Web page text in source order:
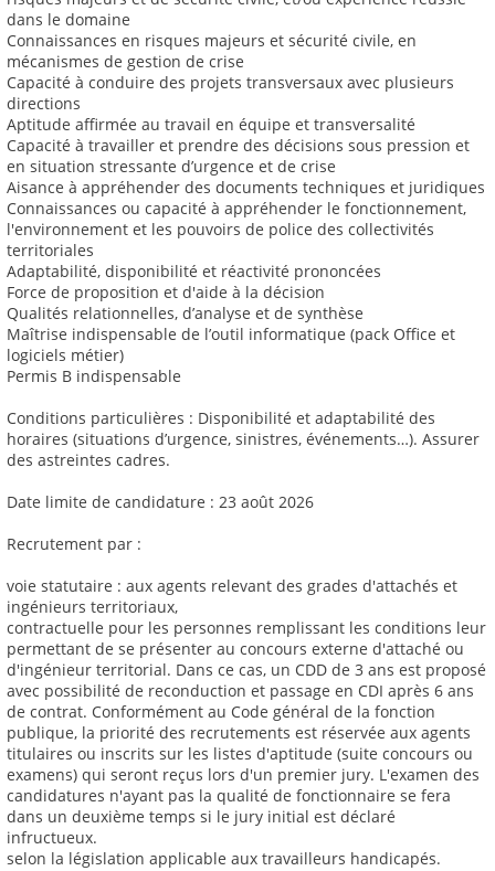
dans le domaine
Connaissances en risques majeurs et sécurité civile, en
mécanismes de gestion de crise
Capacité à conduire des projets transversaux avec plusieurs
directions
Aptitude affirmée au travail en équipe et transversalité
Capacité à travailler et prendre des décisions sous pression et
en situation stressante d’urgence et de crise
Aisance à appréhender des documents techniques et juridiques
Connaissances ou capacité à appréhender le fonctionnement,
l'environnement et les pouvoirs de police des collectivités
territoriales
Adaptabilité, disponibilité et réactivité prononcées
Force de proposition et d'aide à la décision
Qualités relationnelles, d’analyse et de synthèse
Maîtrise indispensable de l’outil informatique (pack Office et
logiciels métier)
Permis B indispensable
Conditions particulières : Disponibilité et adaptabilité des
horaires (situations d’urgence, sinistres, événements…). Assurer
des astreintes cadres.
Date limite de candidature : 23 août 2026
Recrutement par :
voie statutaire : aux agents relevant des grades d'attachés et
ingénieurs territoriaux,
contractuelle pour les personnes remplissant les conditions leur
permettant de se présenter au concours externe d'attaché ou
d'ingénieur territorial. Dans ce cas, un CDD de 3 ans est proposé
avec possibilité de reconduction et passage en CDI après 6 ans
de contrat. Conformément au Code général de la fonction
publique, la priorité des recrutements est réservée aux agents
titulaires ou inscrits sur les listes d'aptitude (suite concours ou
examens) qui seront reçus lors d'un premier jury. L'examen des
candidatures n'ayant pas la qualité de fonctionnaire se fera
dans un deuxième temps si le jury initial est déclaré
infructueux.
selon la législation applicable aux travailleurs handicapés.